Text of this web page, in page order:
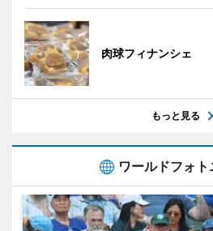
肉球フィナンシェ
もっと見る
ワールドフォト